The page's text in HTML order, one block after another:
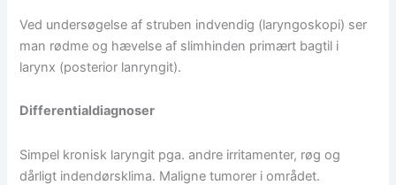
Ved undersøgelse af struben indvendig (laryngoskopi) ser
man rødme og hævelse af slimhinden primært bagtil i
larynx (posterior lanryngit).
Differentialdiagnoser
Simpel kronisk laryngit pga. andre irritamenter, røg og
dårligt indendørsklima. Maligne tumorer i området.